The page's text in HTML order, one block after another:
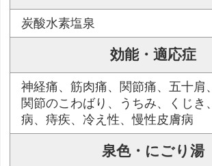
炭酸水素塩泉
効能・適応症
神経痛、筋肉痛、関節痛、五十肩
関節のこわばり、うちみ、くじき
病、痔疾、冷え性、慢性皮膚病
泉色・にごり湯